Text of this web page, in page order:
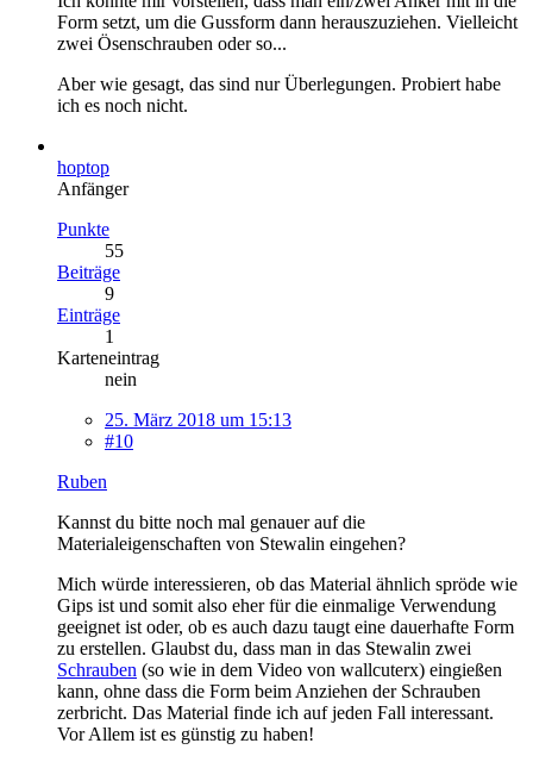
Form setzt, um die Gussform dann herauszuziehen. Vielleicht
zwei Ösenschrauben oder so...
Aber wie gesagt, das sind nur Überlegungen. Probiert habe
ich es noch nicht.
hoptop
Anfänger
Punkte
55
Beiträge
9
Einträge
1
Karteneintrag
nein
25. März 2018 um 15:13
#10
Ruben
Kannst du bitte noch mal genauer auf die
Materialeigenschaften von Stewalin eingehen?
Mich würde interessieren, ob das Material ähnlich spröde wie
Gips ist und somit also eher für die einmalige Verwendung
geeignet ist oder, ob es auch dazu taugt eine dauerhafte Form
zu erstellen. Glaubst du, dass man in das Stewalin zwei
Schrauben (so wie in dem Video von wallcuterx) eingießen
kann, ohne dass die Form beim Anziehen der Schrauben
zerbricht. Das Material finde ich auf jeden Fall interessant.
Vor Allem ist es günstig zu haben!